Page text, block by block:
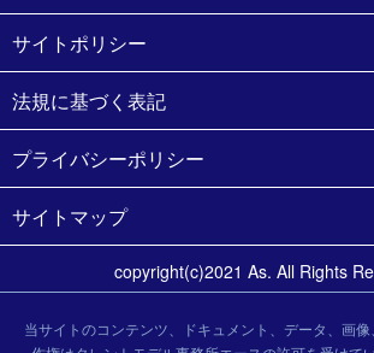
サイトポリシー
法規に基づく表記
プライバシーポリシー
サイトマップ
copyright(c)2021 As. All Rights
当サイトのコンテンツ、ドキュメント、データ、画